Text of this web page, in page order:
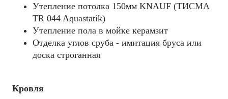
Утепление потолка 150мм KNAUF (ТИСМА
TR 044 Aquastatik)
Утепление пола в мойке керамзит
Отделка углов сруба - имитация бруса или
доска строганная
Кровля